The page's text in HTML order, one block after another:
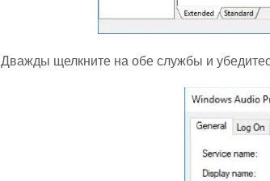
Дважды щелкните на обе службы и